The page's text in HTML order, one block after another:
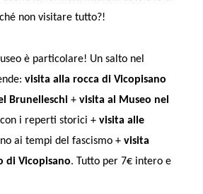
non visitare tutto?!
è particolare! Un salto nel
visita alla rocca di Vicopisano
Brunelleschi+visita al Museo nel
con i reperti storici + visita alle
ai tempi del fascismo + visita
di Vicopisano. Tutto per 7€ intero e